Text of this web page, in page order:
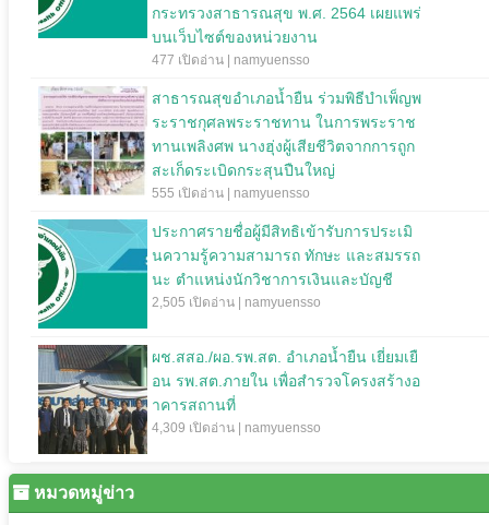
กระทรวงสาธารณสุข พ.ศ. 2564 เผยแพร่
บนเว็บไซต์ของหน่วยงาน
477 เปิดอ่าน | namyuensso
สาธารณสุขอำเภอน้ำยืน ร่วมพิธีบำเพ็ญพ
ระราชกุศลพระราชทาน ในการพระราช
ทานเพลิงศพ นางฮุ่งผู้เสียชีวิตจากการถูก
สะเก็ดระเบิดกระสุนปืนใหญ่
555 เปิดอ่าน | namyuensso
ประกาศรายชื่อผู้มีสิทธิเข้ารับการประเมิ
นความรู้ความสามารถ ทักษะ และสมรรถ
นะ ตำแหน่งนักวิชาการเงินและบัญชี
2,505 เปิดอ่าน | namyuensso
ผช.สสอ./ผอ.รพ.สต. อำเภอน้ำยืน เยี่ยมเยื
อน รพ.สต.ภายใน เพื่อสำรวจโครงสร้างอ
าคารสถานที่
4,309 เปิดอ่าน | namyuensso
หมวดหมู่ข่าว